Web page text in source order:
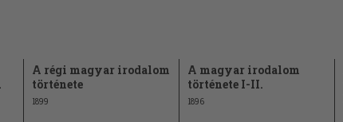
Károlytól 249
A régi magyar irodalom
története
1899
A magyar irodalom
története I-II.
1896